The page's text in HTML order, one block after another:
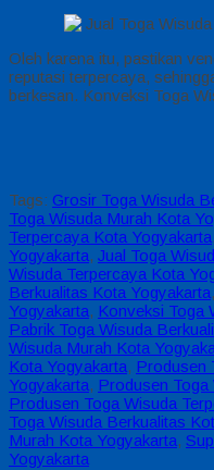
Oleh karena itu, pastikan
reputasi terpercaya,
berkesan. Konveksi Toga
Tags: Grosir Toga Wisuda
Toga Wisuda Murah Kota
Terpercaya Kota Yogyakarta,
Yogyakarta, Jual Toga
Wisuda Terpercaya Kota
Berkualitas Kota Yogyakarta,
Yogyakarta, Konveksi Toga
Pabrik Toga Wisuda
Wisuda Murah Kota
Kota Yogyakarta, Produsen
Yogyakarta, Produsen Toga
Produsen Toga Wisuda
Toga Wisuda Berkualitas
Murah Kota Yogyakarta,
Yogyakarta